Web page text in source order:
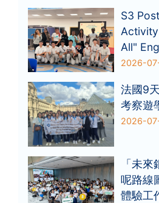
S3
All"
2026-
法國9
考察遊
2026-
「未
呢路線
體驗工